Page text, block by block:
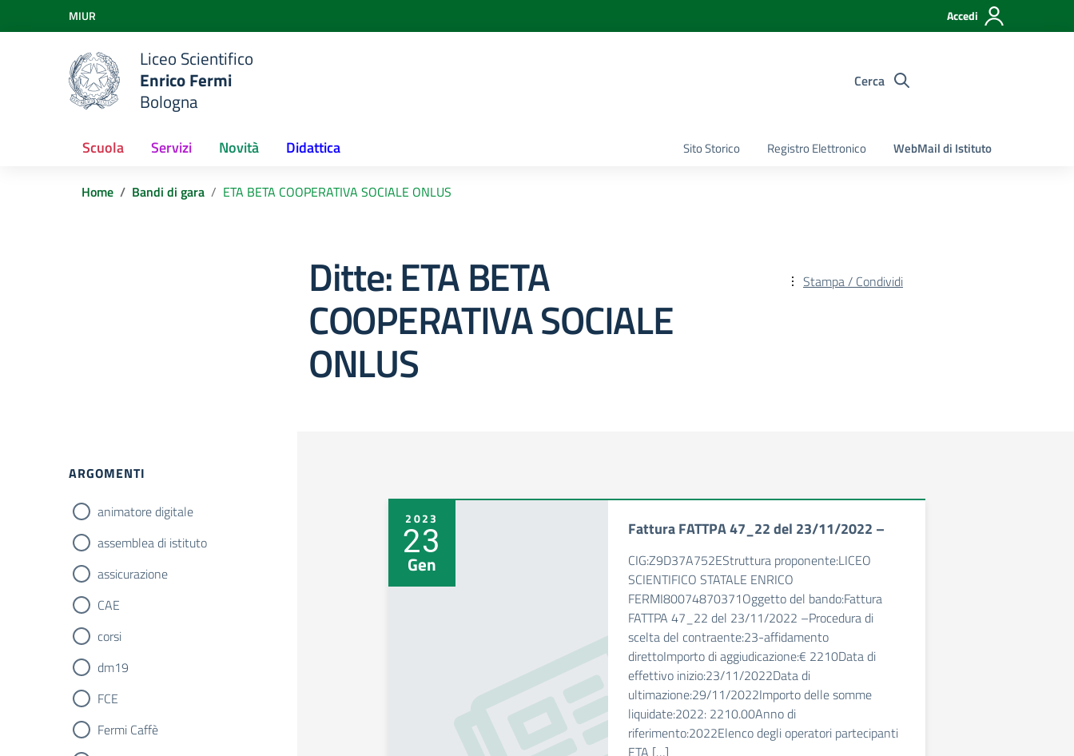
Vai ai contenuti
Vai al menu di navigazione
Vai al footer
MIUR Accedi
Liceo Scientifico
Enrico Fermi
Bologna
Cerca
Sito Storico Registro Elettronico WebMail di Istituto
Scuola Servizi Novità Didattica
Home Bandi di gara ETA BETA COOPERATIVA SOCIALE ONLUS
Ditte:ETA BETA
COOPERATIVA SOCIALE
ONLUS
Stampa / Condividi
ARGOMENTI
animatore digitale
assemblea di istituto
assicurazione
CAE
corsi
dm19
FCE
Fermi Caffè
2023
23
Gen
Fattura FATTPA 47_22 del 23/11/2022 –
CIG:Z9D37A752EStruttura proponente:LICEO
SCIENTIFICO STATALE ENRICO
FERMI80074870371Oggetto del bando:Fattura
FATTPA 47_22 del 23/11/2022 –Procedura di
scelta del contraente:23-affidamento
direttoImporto di aggiudicazione:€ 2210Data di
effettivo inizio:23/11/2022Data di
ultimazione:29/11/2022Importo delle somme
liquidate:2022: 2210.00Anno di
riferimento:2022Elenco degli operatori partecipanti
ETA […]